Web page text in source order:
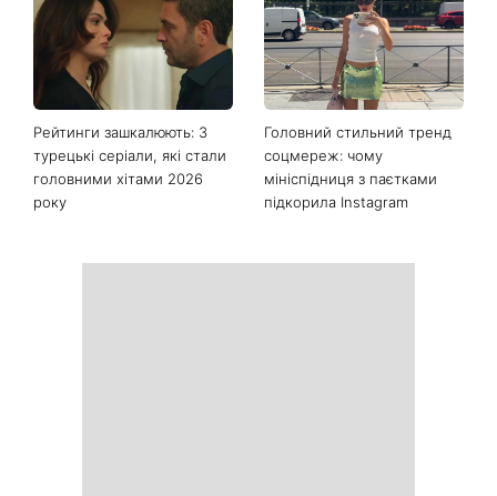
Рейтинги зашкалюють: 3
турецькі серіали, які стали
головними хітами 2026
року
Головний стильний тренд
соцмереж: чому
мініспідниця з паєтками
підкорила Instagram